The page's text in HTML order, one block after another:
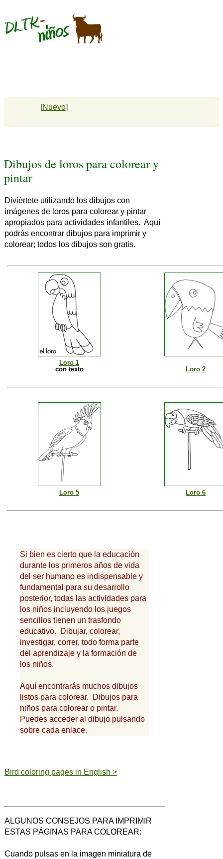
[Nuevo]
Dibujos de loros para colorear y
pintar
Diviértete utilizando los dibujos con
imágenes de loros para colorear y pintar
apropiados para actividades infantiles. Aquí
podrás encontrar dibujos para imprimir y
colorear; todos los dibujos son gratis.
Loro 1
con texto
Loro 2
Loro 5 Loro 6
Si bien es cierto que la educación
durante los primeros años de vida
del ser humano es indispensable y
fundamental para su desarrollo
posterior, todas las actividades para
los niños incluyendo los juegos
sencillos tienen un trasfondo
educativo. Dibujar, colorear,
investigar, correr, todo forma parte
del aprendizaje y la formación de
los niños.
Aquí encontrarás muchos dibujos
listos para colorear. Dibujos para
niños para colorear o pintar.
Puedes acceder al dibujo pulsando
sobre cada enlace.
Bird coloring pages in English >
ALGUNOS CONSEJOS PARA IMPRIMIR
ESTAS PÁGINAS PARA COLOREAR:
Cuando pulsas en la imagen miniatura de